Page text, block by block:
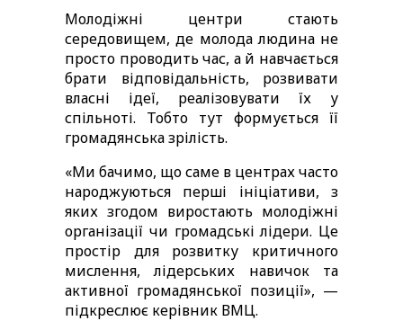
Молодіжні центри стають
середовищем, де молода людина не
просто проводить час, а й навчається
брати відповідальність, розвивати
власні ідеї, реалізовувати їх у
спільноті. Тобто тут формується її
громадянська зрілість.
«Ми бачимо, що саме в центрах часто
народжуються перші ініціативи, з
яких згодом виростають молодіжні
організації чи громадські лідери. Це
простір для розвитку критичного
мислення, лідерських навичок та
активної громадянської позиції», —
підкреслює керівник ВМЦ.